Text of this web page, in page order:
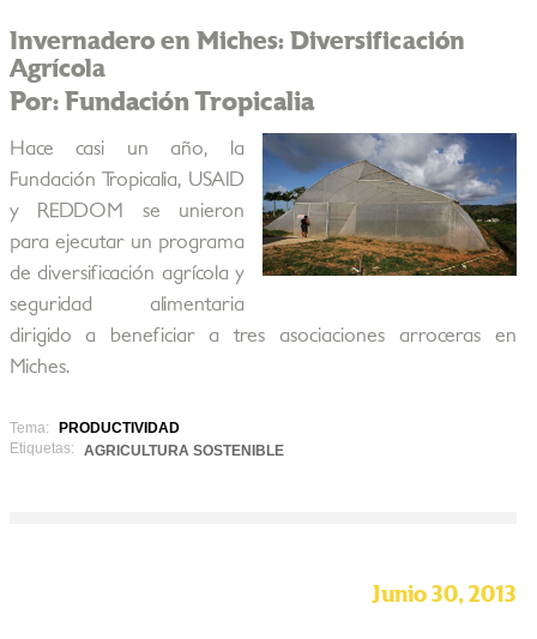
Invernadero en Miches: Diversificación
Agrícola
Por: Fundación Tropicalia
Hace casi un año, la
Fundación Tropicalia, USAID
y REDDOM se unieron
para ejecutar un programa
de diversificación agrícola y
seguridad alimentaria
dirigido a beneficiar a tres asociaciones arroceras en
Miches.
Tema:
PRODUCTIVIDAD
Etiquetas:
AGRICULTURA SOSTENIBLE
Junio 30, 2013